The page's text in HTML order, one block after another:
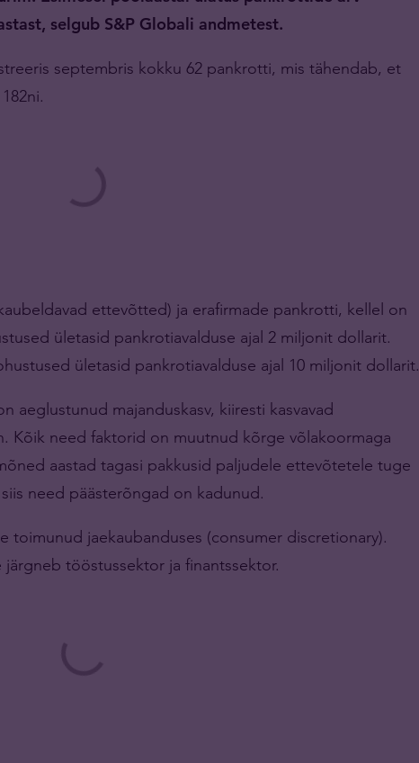
selgub S&P Globali andmetest.
septembris kokku 62 pankrotti, mis tähendab, et
ettevõtted) ja erafirmade pankrotti, kellel on
ületasid pankrotiavalduse ajal 2 miljonit dollarit.
ületasid pankrotiavalduse ajal 10 miljonit dollarit.
aeglustunud majanduskasv, kiiresti kasvavad
Kõik need faktorid on muutnud kõrge võlakoormaga
aastad tagasi pakkusid paljudele ettevõtetele tuge
need päästerõngad on kadunud.
toimunud jaekaubanduses (consumer discretionary).
tööstussektor ja finantssektor.